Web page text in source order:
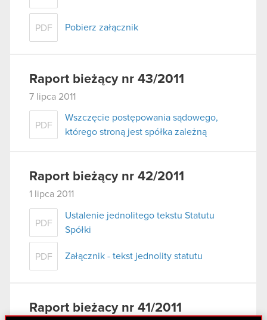
PDF Pobierz załącznik
Raport bieżący nr 43/2011
7 lipca 2011
PDF
Wszczęcie postępowania sądowego,
którego stroną jest spółka zależną
Raport bieżący nr 42/2011
1 lipca 2011
PDF
Ustalenie jednolitego tekstu Statutu
Spółki
PDF Załącznik - tekst jednolity statutu
Raport bieżacy nr 41/2011